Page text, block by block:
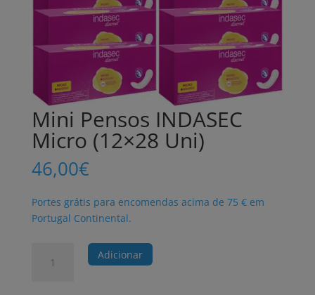
Mini Pensos INDASEC
Micro (12×28 Uni)
46,00€
Portes grátis para encomendas acima de 75 € em
Portugal Continental.
Adicionar